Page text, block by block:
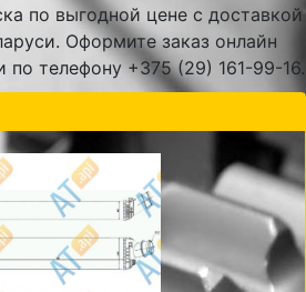
по выгодной цене с доставкой
Оформите заказ онлайн
по телефону +375 (29) 161-99-16.